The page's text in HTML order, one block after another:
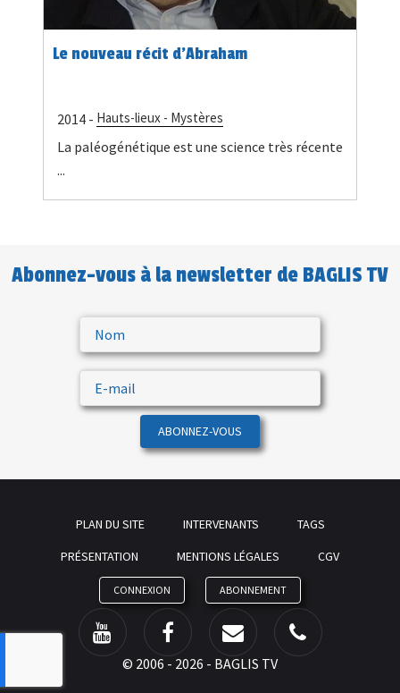
Le nouveau récit d'Abraham
2014 - Hauts-lieux - Mystères
La paléogénétique est une science très récente
...
Abonnez-vous à la newsletter de BAGLIS TV
ABONNEZ-VOUS
PLAN DU SITE INTERVENANTS
TAGS
PRÉSENTATION
MENTIONS LÉGALES CGV
CONNEXION ABONNEMENT
© 2006 - 2026 - BAGLIS TV